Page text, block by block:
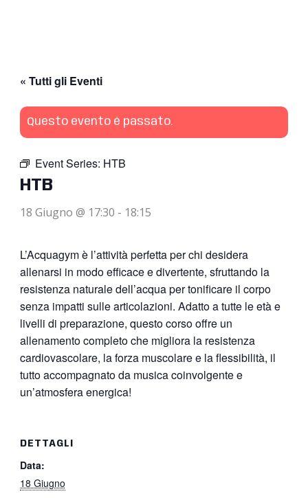
« Tutti gli Eventi
Questo evento è passato.
Event Series: HTB
HTB
18 Giugno @ 17:30 - 18:15
L’Acquagym è l’attività perfetta per chi desidera
allenarsi in modo efficace e divertente, sfruttando la
resistenza naturale dell’acqua per tonificare il corpo
senza impatti sulle articolazioni. Adatto a tutte le età e
livelli di preparazione, questo corso offre un
allenamento completo che migliora la resistenza
cardiovascolare, la forza muscolare e la flessibilità, il
tutto accompagnato da musica coinvolgente e
un’atmosfera energica!
DETTAGLI
Data:
18 Giugno